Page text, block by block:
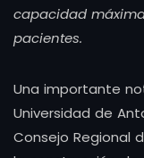
capacidad
pacientes.
Una importante
Universidad de
Consejo Regional